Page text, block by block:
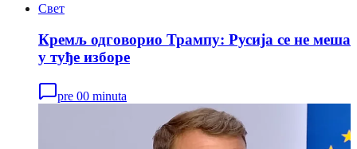
Свет
Кремљ одговорио Трампу: Русија се не меша
у туђе изборе
pre 00 minuta